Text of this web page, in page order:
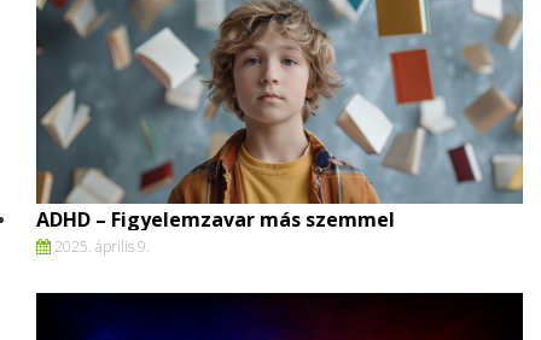
ADHD – Figyelemzavar más szemmel
2025. április 9.